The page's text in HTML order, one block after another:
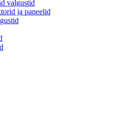
valgustid
ja paneelid